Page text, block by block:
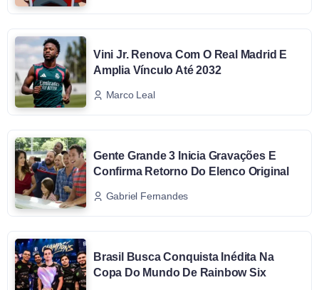
Vini Jr. Renova Com O Real Madrid E
Amplia Vínculo Até 2032
Marco Leal
Gente Grande 3 Inicia Gravações E
Confirma Retorno Do Elenco Original
Gabriel Fernandes
Brasil Busca Conquista Inédita Na
Copa Do Mundo De Rainbow Six